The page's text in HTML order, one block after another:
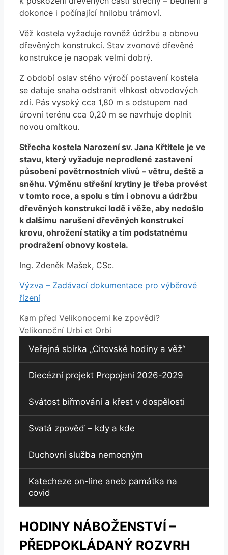
dokonce i počínající hnilobu trámoví.
Věž kostela vyžaduje rovněž údržbu a obnovu
dřevěných konstrukcí. Stav zvonové dřevěné
konstrukce je naopak velmi dobrý.
Z období oslav stého výročí postavení kostela
se datuje snaha odstranit vlhkost obvodových
zdí. Pás vysoký cca 1,80 m s odstupem nad
úrovní terénu cca 0,20 m se navrhuje doplnit
novou omítkou.
Střecha kostela Narození sv. Jana Křtitele je ve
stavu, který vyžaduje neprodlené zastavení
působení povětrnostních vlivů – větru, deště a
sněhu. Výměnu střešní krytiny je třeba provést
v tomto roce, a spolu s tím i obnovu a údržbu
dřevěných konstrukcí lodě i věže, aby nedošlo
k dalšímu narušení dřevěných konstrukcí
krovu, ohrožení statiky a tím podstatnému
prodražení obnovy kostela.
Ing. Zdeněk Mašek, CSc.
Výzva – Zadávací dokumentace pro výběrové
řízení
Kam před Velikonocemi ke zpovědi?
Velikonoční Urbi et Orbi
Veřejná sbírka „Citovské hodiny a věž“
Diecézní projekt Propojeni 2026-2029
Svátost biřmování a křest v dospělosti
Svatá zpověď – kdy a kde
Duchovní služba nemocným
Katecheze on-line aneb památka na
covid
HODINY NÁBOŽENSTVÍ –
PŘEDPOKLÁDANÝ ROZVRH